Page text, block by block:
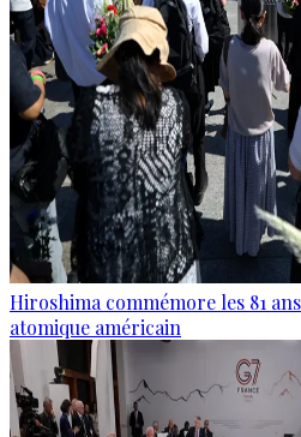
Hiroshima commémore les 81
atomique américain